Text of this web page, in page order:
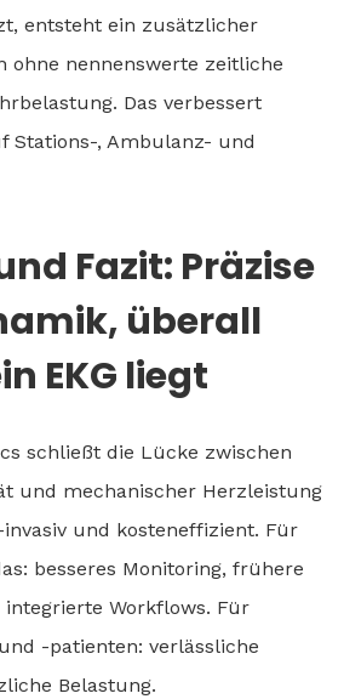
entsteht ein zusätzlicher
ohne nennenswerte zeitliche
Das verbessert
Stations-, Ambulanz- und
Fazit: Präzise
überall
EKG liegt
schließt die Lücke zwischen
und mechanischer Herzleistung
und kosteneffizient. Für
besseres Monitoring, frühere
Workflows. Für
-patienten: verlässliche
Belastung.